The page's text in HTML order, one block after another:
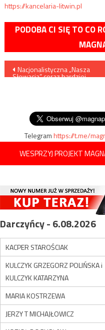
https://kancelaria-litwin.pl
PODOBA CI SIĘ TO CO
Nawigacja
Nacjonalistyczna „Nasza
Słowacja” coraz bardziej
Telegramhttps://t.me/
WESPRZYJ PROJEKT
Darczyńcy - 6.08.2026
KACPER STAROŚCIAK
KULCZYK GRZEGORZ POLIŃSKA i
KULCZYK KATARZYNA
MARIA KOSTRZEWA
JERZY T MICHAJŁOWICZ